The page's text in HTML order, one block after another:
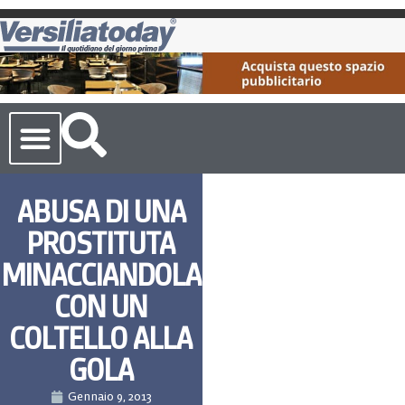
ABUSA DI UNA
PROSTITUTA
MINACCIANDOLA
CON UN
COLTELLO ALLA
GOLA
Gennaio 9, 2013